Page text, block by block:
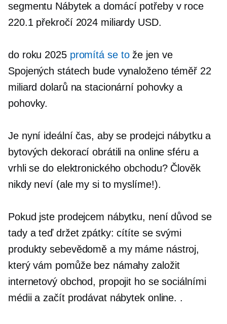
segmentu Nábytek a domácí potřeby v roce
220.1 překročí 2024 miliardy USD.
do roku 2025 promítá se tože jen ve
Spojených státech bude vynaloženo téměř 22
miliard dolarů na stacionární pohovky a
pohovky.
Je nyní ideální čas, aby se prodejci nábytku a
bytových dekorací obrátili na online sféru a
vrhli se do elektronického obchodu? Člověk
nikdy neví (ale my si to myslíme!).
Pokud jste prodejcem nábytku, není důvod se
tady a teď držet zpátky: cítíte se svými
produkty sebevědomě a my máme nástroj,
který vám pomůže bez námahy založit
internetový obchod, propojit ho se sociálními
médii a začít prodávat nábytek online. .